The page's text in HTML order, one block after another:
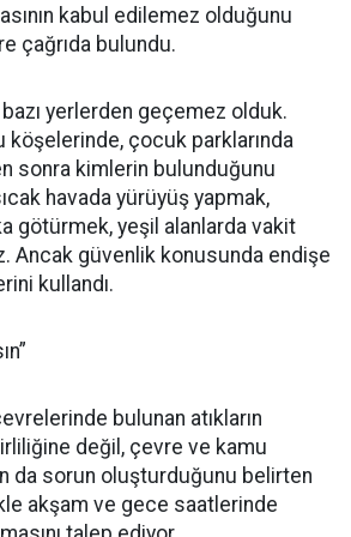
kabul edilemez olduğunu
çağrıda bulundu.
bazı yerlerden geçemez olduk.
köşelerinde, çocuk parklarında
sonra kimlerin bulunduğunu
havada yürüyüş yapmak,
götürmek, yeşil alanlarda vakit
Ancak güvenlik konusunda endişe
kullandı.
bulunan atıkların
değil, çevre ve kamu
da sorun oluşturduğunu belirten
akşam ve gece saatlerinde